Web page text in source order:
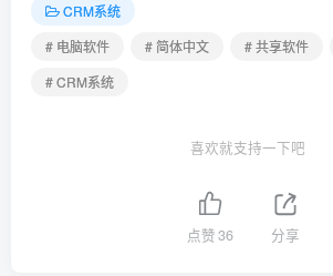
CRM系统
# 电脑软件
# 简体中文 # 共享软件
# CRM系统
喜欢就支持一下吧
点赞36 分享